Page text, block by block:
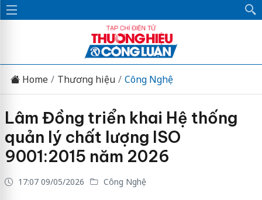
Home Thương hiệu Công Nghệ
Lâm Đồng triển khai Hệ thống
quản lý chất lượng ISO
9001:2015 năm 2026
17:07 09/05/2026 Công Nghệ